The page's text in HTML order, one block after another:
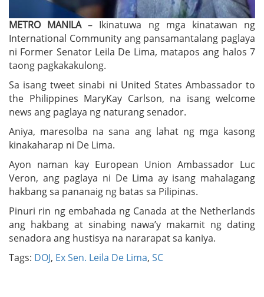
METRO MANILA– Ikinatuwa ng mga kinatawan ng
International Community ang pansamantalang paglaya
ni Former Senator Leila De Lima, matapos ang halos 7
taong pagkakakulong.
Sa isang tweet sinabi ni United States Ambassador to
the Philippines MaryKay Carlson, na isang welcome
news ang paglaya ng naturang senador.
Aniya, maresolba na sana ang lahat ng mga kasong
kinakaharap ni De Lima.
Ayon naman kay European Union Ambassador Luc
Veron, ang paglaya ni De Lima ay isang mahalagang
hakbang sa pananaig ng batas sa Pilipinas.
Pinuri rin ng embahada ng Canada at the Netherlands
ang hakbang at sinabing nawa’y makamit ng dating
senadora ang hustisya na nararapat sa kaniya.
Tags: DOJ, Ex Sen. Leila De Lima, SC